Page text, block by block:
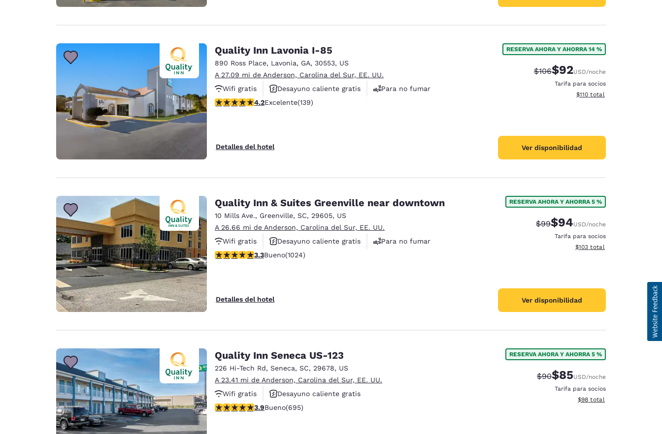
Quality Inn Lavonia I-85
890 Ross Place, Lavonia, GA, 30553, US
A 27.09 mi de Anderson, Carolina del Sur, EE. UU.
Wifi gratis
Desayuno caliente gratis
Para no fumar
calificación de 4.24 estrellas. Excelente. 139 reseñas
4.2Excelente(139)
Detalles del hotel
RESERVA AHORA Y AHORRA 14 %
Precio tachado:
$106Precio con descuento:
$92USD/noche
Tarifa para socios
Ver detalles del total
$110 total
Ver disponibilidad
Quality Inn & Suites Greenville near downtown
10 Mills Ave., Greenville, SC, 29605, US
A 26.66 mi de Anderson, Carolina del Sur, EE. UU.
Wifi gratis
Desayuno caliente gratis
Para no fumar
calificación de 3.31 estrellas. Bueno. 1024 reseñas
3.3Bueno(1024)
Detalles del hotel
RESERVA AHORA Y AHORRA 5 %
Precio tachado:
$99Precio con descuento:
$94USD/noche
Tarifa para socios
Ver detalles del total
$103 total
Ver disponibilidad
Quality Inn Seneca US-123
226 Hi-Tech Rd, Seneca, SC, 29678, US
A 23.41 mi de Anderson, Carolina del Sur, EE. UU.
Wifi gratis
Desayuno caliente gratis
Hoteles que aceptan mascotas
calificación de 3.85 estrellas. Bueno. 695 reseñas
3.9Bueno(695)
RESERVA AHORA Y AHORRA 5 %
Precio tachado:
$90Precio con descuento:
$85USD/noche
Tarifa para socios
Ver detalles del total
$98 total